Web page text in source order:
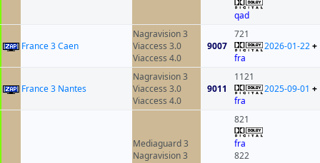
qad
France 3 Caen
Nagravision 3
Viaccess 3.0
Viaccess 4.0
9007
721
fra
2026-01-22+
France 3 Nantes
Nagravision 3
Viaccess 3.0
Viaccess 4.0
9011
1121
fra
2025-09-01 +
Mediaguard 3
Nagravision 3
821
fra
822